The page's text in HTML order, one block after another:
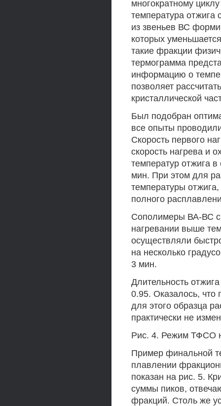
многократному
температура отжига
из звеньев ВС
которых
такие фракции
термограмма
информацию о
позволяет
кристаллической
Был подобран
все опыты
Скорость первого
скорость нагрева и
температур отжига
мин. При этом для
температуры
полного
Сополимеры ВА-ВС с
нагревании выше
осуществляли
на несколько
3 мин.
Длительность
0.95. Оказалось, что
для этого образца
практически не
Рис. 4. Режим ТФСО
Пример финальной
плавлении
показан на рис. 5.
суммы пиков,
фракций. Столь же